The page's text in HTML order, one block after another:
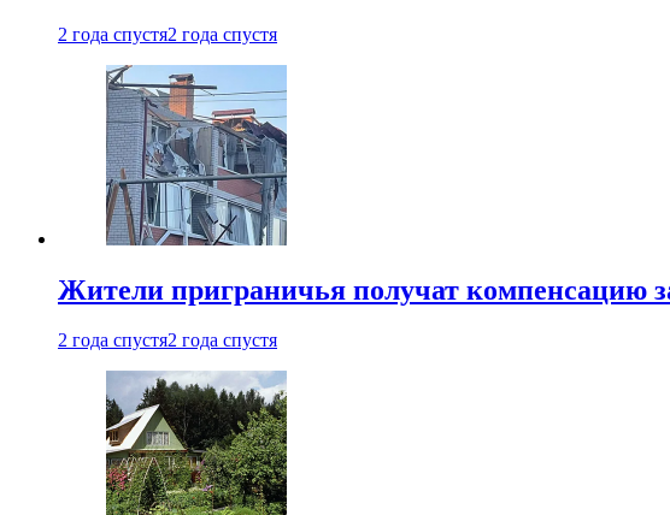
2 года спустя2 года спустя
Жители приграничья получат компенсацию
2 года спустя2 года спустя